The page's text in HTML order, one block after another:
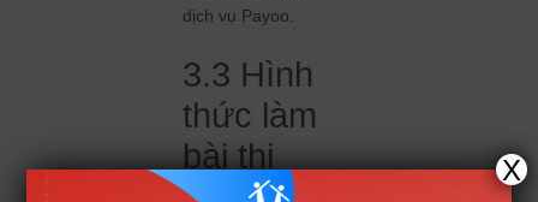
dịch vụ Payoo.
3.3 Hình
thức làm
bài thi
X